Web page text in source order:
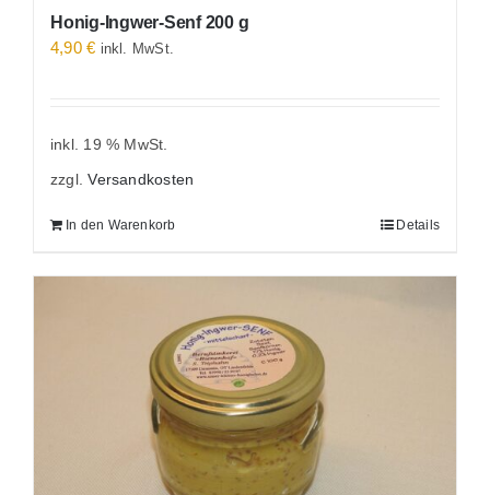
Honig-Ingwer-Senf 200 g
4,90€ inkl. MwSt.
inkl. 19 % MwSt.
zzgl.Versandkosten
In den Warenkorb Details